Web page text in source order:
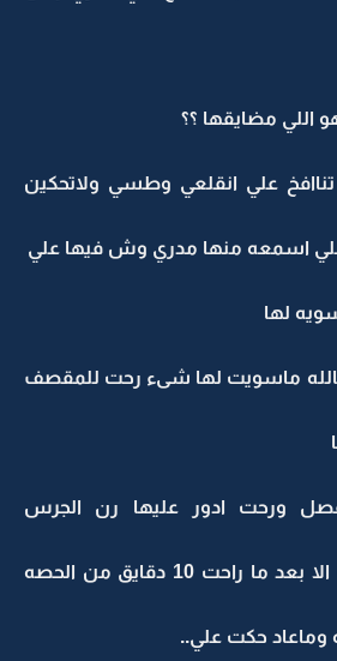
مضايقها ؟؟
علي انقلعي وطسي ولاتحكين
اسمعه منها مدري وش فيها علي
لها
ماسويت لها شىء رحت للمقصف
ورحت ادور عليها رن الجرس
ودخلت الفصل ماجت الا بعد ما راحت 10 دقايق من الحصه
وماعاد حكت علي..